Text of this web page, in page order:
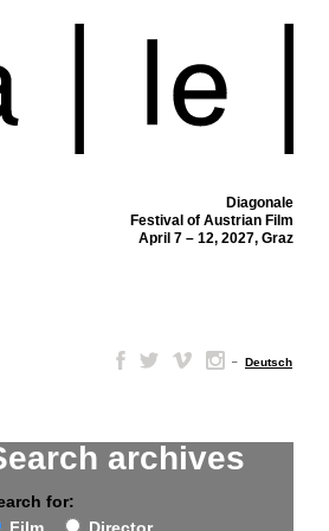
Diagonale
Festival of Austrian Film
April 7 – 12, 2027, Graz
– Deutsch
archives
for: